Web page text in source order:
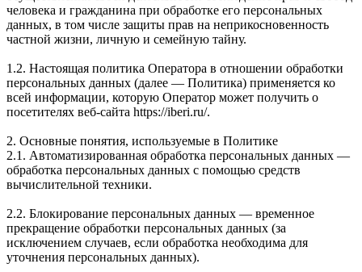
человека и гражданина при обработке его персональных
данных, в том числе защиты прав на неприкосновенность
частной жизни, личную и семейную тайну.
1.2. Настоящая политика Оператора в отношении обработки
персональных данных (далее — Политика) применяется ко
всей информации, которую Оператор может получить о
посетителях веб-сайта https://iberi.ru/.
2. Основные понятия, используемые в Политике
2.1. Автоматизированная обработка персональных данных —
обработка персональных данных с помощью средств
вычислительной техники.
2.2. Блокирование персональных данных — временное
прекращение обработки персональных данных (за
исключением случаев, если обработка необходима для
уточнения персональных данных).